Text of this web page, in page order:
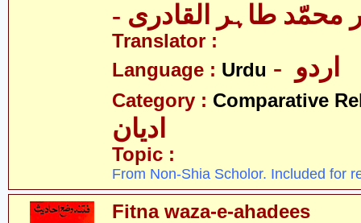
محمّد طاہر القادری
Translator :
Language : Urdu
Category : Comparative
ادیان
Topic :
From Non-Shia Scholor. Included for
Fitna waza-e-ahadees